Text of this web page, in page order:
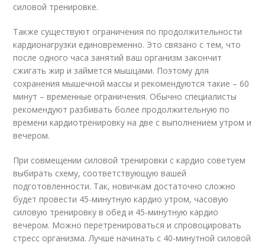
силовой тренировке.
Также существуют ограничения по продолжительности
кардионагрузки единовременно. Это связано с тем, что
после одного часа занятий ваш организм закончит
сжигать жир и займется мышцами. Поэтому для
сохранения мышечной массы и рекомендуются такие – 60
минут – временные ограничения. Обычно специалисты
рекомендуют разбивать более продолжительную по
времени кардиотренировку на две с выполнением утром и
вечером.
При совмещении силовой тренировки с кардио советуем
выбирать схему, соответствующую вашей
подготовленности. Так, новичкам достаточно сложно
будет провести 45-минутную кардио утром, часовую
силовую тренировку в обед и 45-минутную кардио
вечером. Можно перетренироваться и спровоцировать
стресс организма. Лучше начинать с 40-минутной силовой